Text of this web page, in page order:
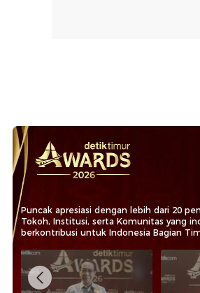
Puncak apresiasi dengan lebih dari 20
Tokoh, Institusi, serta Komunitas yang
berkontribusi untuk Indonesia Bagian